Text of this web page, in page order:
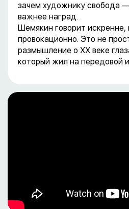
зачем художнику свобода
важнее наград.
Шемякин говорит искренне,
провокационно. Это не
размышление о ХХ веке
который жил на передовой